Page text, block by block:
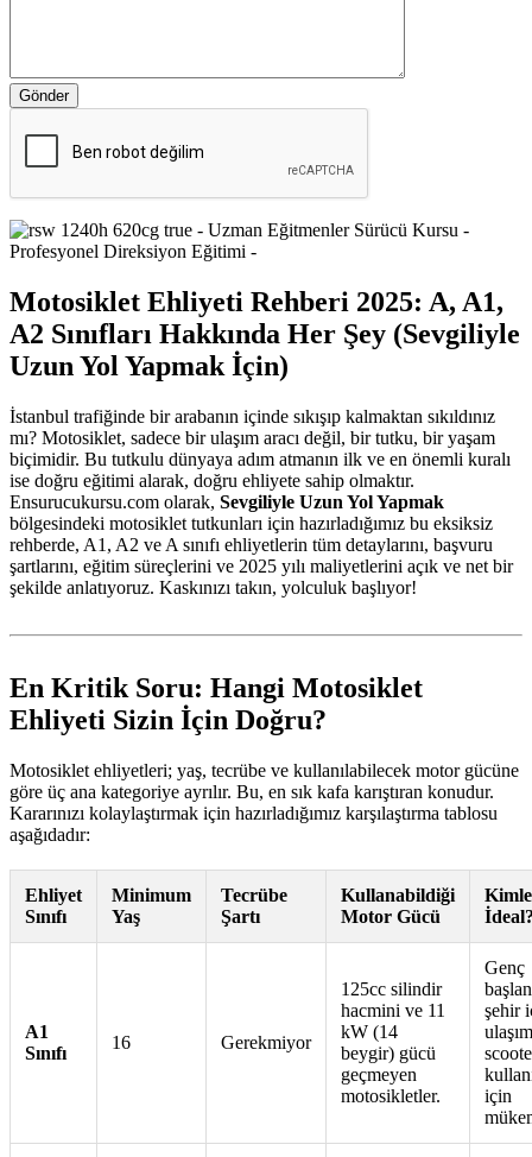
Gönder
Motosiklet Ehliyeti Rehberi 2025: A, A1,
A2 Sınıfları Hakkında Her Şey (Sevgiliyle
Uzun Yol Yapmak İçin)
İstanbul trafiğinde bir arabanın içinde sıkışıp kalmaktan sıkıldınız
mı? Motosiklet, sadece bir ulaşım aracı değil, bir tutku, bir yaşam
biçimidir. Bu tutkulu dünyaya adım atmanın ilk ve en önemli kuralı
ise doğru eğitimi alarak, doğru ehliyete sahip olmaktır.
Ensurucukursu.com olarak, Sevgiliyle Uzun Yol Yapmak
bölgesindeki motosiklet tutkunları için hazırladığımız bu eksiksiz
rehberde, A1, A2 ve A sınıfı ehliyetlerin tüm detaylarını, başvuru
şartlarını, eğitim süreçlerini ve 2025 yılı maliyetlerini açık ve net bir
şekilde anlatıyoruz. Kaskınızı takın, yolculuk başlıyor!
En Kritik Soru: Hangi Motosiklet
Ehliyeti Sizin İçin Doğru?
Motosiklet ehliyetleri; yaş, tecrübe ve kullanılabilecek motor gücüne
göre üç ana kategoriye ayrılır. Bu, en sık kafa karıştıran konudur.
Kararınızı kolaylaştırmak için hazırladığımız karşılaştırma tablosu
aşağıdadır:
Ehliyet
Sınıfı
Minimum
Yaş
Tecrübe
Şartı
Kullanabildiği
Motor Gücü
A1
Sınıfı
16 Gerekmiyor
125cc silindir
hacmini ve 11
kW (14
beygir) gücü
geçmeyen
motosikletler.
Genç
şehir
için